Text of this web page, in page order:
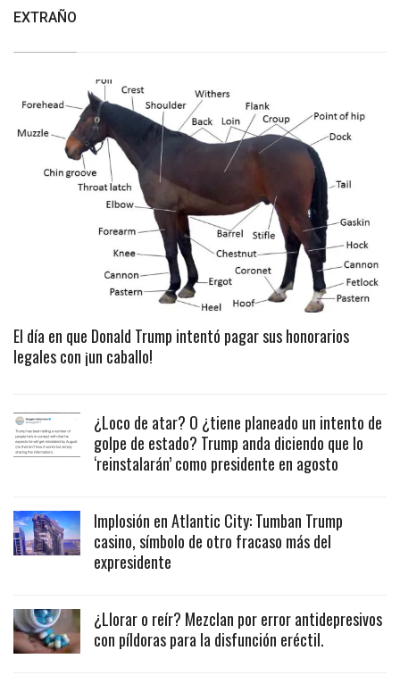
EXTRAÑO
El día en que Donald Trump intentó pagar sus honorarios
legales con ¡un caballo!
¿Loco de atar? O ¿tiene planeado un intento de
golpe de estado? Trump anda diciendo que lo
‘reinstalarán’ como presidente en agosto
Implosión en Atlantic City: Tumban Trump
casino, símbolo de otro fracaso más del
expresidente
¿Llorar o reír? Mezclan por error antidepresivos
con píldoras para la disfunción eréctil.